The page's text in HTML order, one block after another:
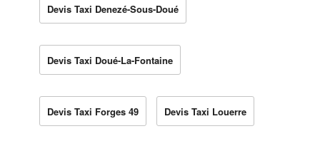
Devis Taxi Denezé-Sous-Doué
Devis Taxi Doué-La-Fontaine
Devis Taxi Forges 49 Devis Taxi Louerre